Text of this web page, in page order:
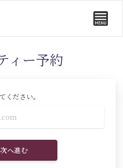
ィー予約
ください。
次へ進む